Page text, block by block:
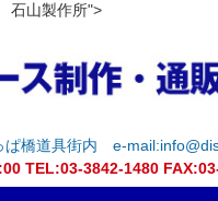
石山製作所">
橋道具街内
e-
TEL:03-3842-1480